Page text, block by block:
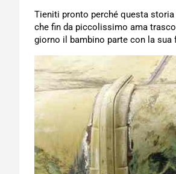
Tieniti pronto perché questa
che fin da piccolissimo ama
giorno il bambino parte con la